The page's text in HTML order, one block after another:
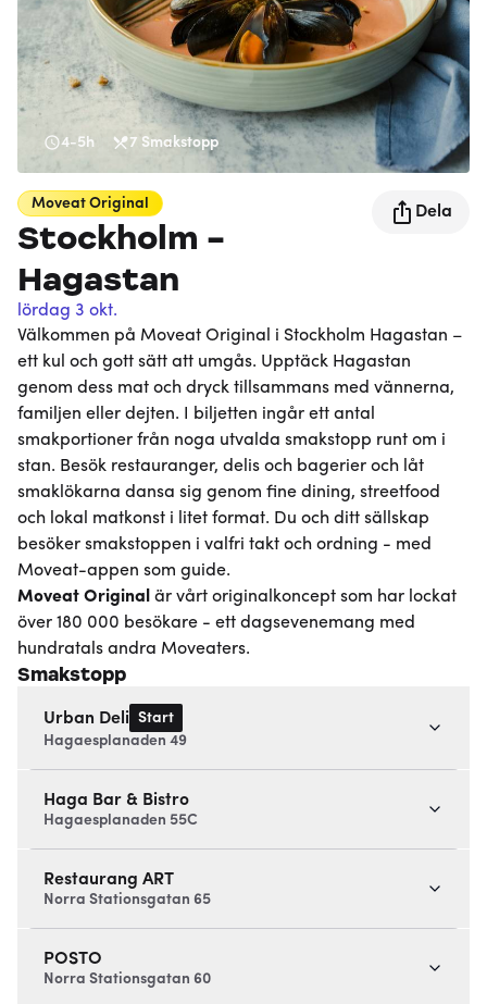
4-5h 7 Smakstopp
Moveat Original
Stockholm -
Hagastan
lördag 3 okt.
Dela
Välkommen på Moveat Original i Stockholm Hagastan –
ett kul och gott sätt att umgås. Upptäck Hagastan
genom dess mat och dryck tillsammans med vännerna,
familjen eller dejten. I biljetten ingår ett antal
smakportioner från noga utvalda smakstopp runt om i
stan. Besök restauranger, delis och bagerier och låt
smaklökarna dansa sig genom fine dining, streetfood
och lokal matkonst i litet format. Du och ditt sällskap
besöker smakstoppen i valfri takt och ordning - med
Moveat-appen som guide.
Moveat Original är vårt originalkoncept som har lockat
över 180 000 besökare - ett dagsevenemang med
hundratals andra Moveaters.
Smakstopp
Urban Deli Start
Hagaesplanaden 49
Haga Bar & Bistro
Hagaesplanaden 55C
Restaurang ART
Norra Stationsgatan 65
POSTO
Norra Stationsgatan 60